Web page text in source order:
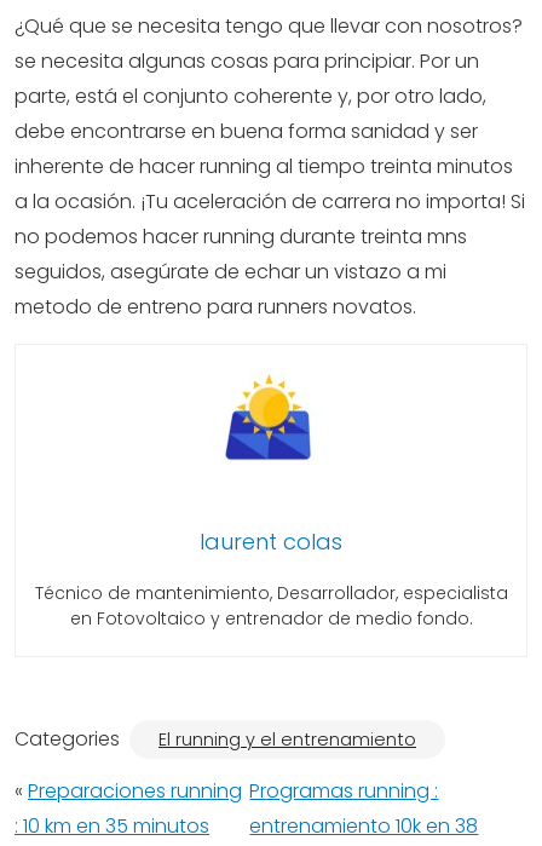
¿Qué que se necesita tengo que llevar con nosotros?
se necesita algunas cosas para principiar. Por un
parte, está el conjunto coherente y, por otro lado,
debe encontrarse en buena forma sanidad y ser
inherente de hacer running al tiempo treinta minutos
a la ocasión. ¡Tu aceleración de carrera no importa! Si
no podemos hacer running durante treinta mns
seguidos, asegúrate de echar un vistazo a mi
metodo de entreno para runners novatos.
laurent colas
Técnico de mantenimiento, Desarrollador, especialista
en Fotovoltaico y entrenador de medio fondo.
Categories El running y el entrenamiento
« Preparaciones running
: 10 km en 35 minutos
Programas running :
entrenamiento 10k en 38